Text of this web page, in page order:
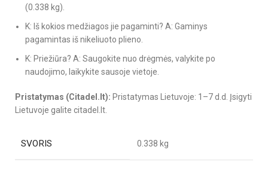
(0.338 kg).
K: Iš kokios medžiagos jie pagaminti? A: Gaminys
pagamintas iš nikeliuoto plieno.
K: Priežiūra? A: Saugokite nuo drėgmės, valykite po
naudojimo, laikykite sausoje vietoje.
Pristatymas (Citadel.lt): Pristatymas Lietuvoje: 1–7 d.d. Įsigyti
Lietuvoje galite citadel.lt.
SVORIS 0.338 kg